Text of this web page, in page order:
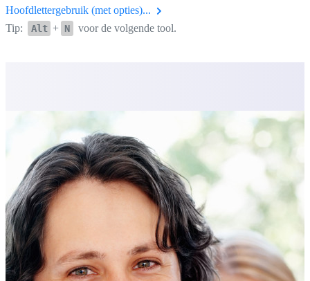
Hoofdlettergebruik (met opties)...
Tip:
Alt + N voor de volgende tool.